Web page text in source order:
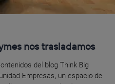
nos trasladamos
del blog Think Big
Empresas, un espacio de